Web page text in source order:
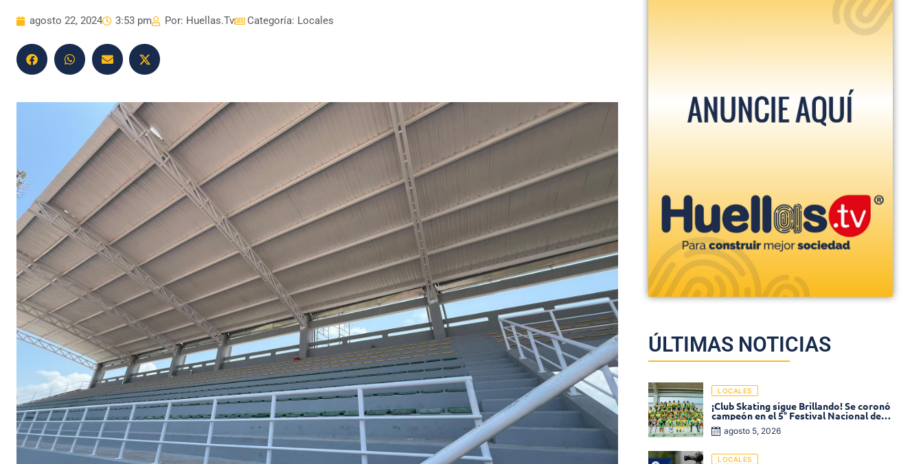
agosto 22, 2024 3:53 pm Por: Huellas.Tv Categoría: Locales
ÚLTIMAS NOTICIAS
LOCALES
¡Club Skating sigue Brillando! Se coronó
campeón en el 5° Festival Nacional de
Patinaje «Soledad sobre Ruedas»
agosto 5, 2026
LOCALES